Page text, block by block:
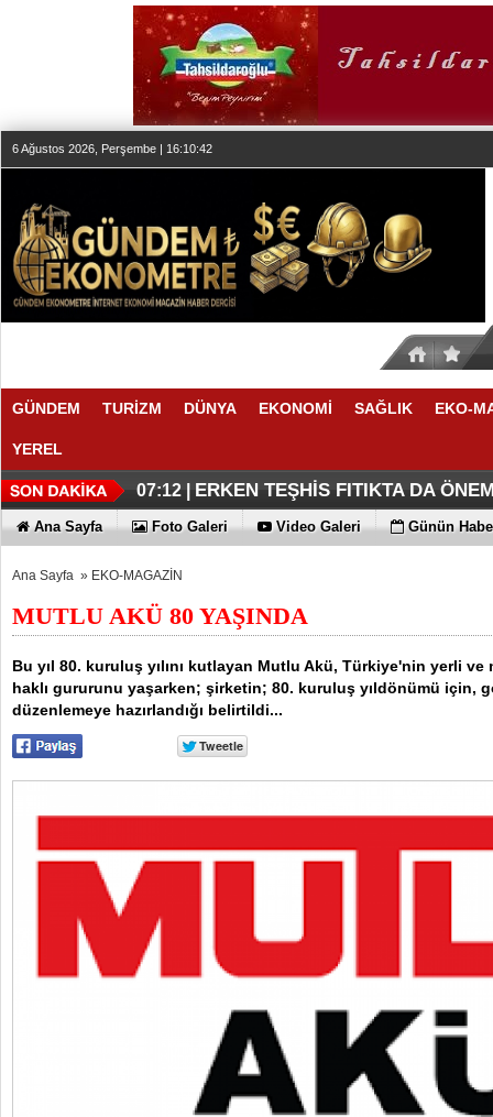
6 Ağustos 2026, Perşembe | 16:10:42
GÜNDEM TURİZM DÜNYA EKONOMİ SAĞLIK EKO-
YEREL
07:27 |KLASİK MÜZİK YAYINCILIĞINDA
07:17 |DÜZENLEMEYİ
07:12 | ERKEN TEŞHİS FITIKTA DA
06:33 |KAYIP RAKAMLARI BİLE
06:28 |EN İYİLER DEĞİL EN UYGUNLAR
06:23 |KOÇ GİBİ YATIRIM YAPTILAR
06:17 |DÖRT ŞİRKET DAHA!!!
06:13 |FUJİTSU'DAN YENİ RENK
Ana Sayfa Foto Galeri Video Galeri Günün
Ana Sayfa » EKO-MAGAZİN
MUTLU AKÜ 80 YAŞINDA
Bu yıl 80. kuruluş yılını kutlayan Mutlu Akü, Türkiye'nin yerli ve
haklı gururunu yaşarken; şirketin; 80. kuruluş yıldönümü için,
düzenlemeye hazırlandığı belirtildi...